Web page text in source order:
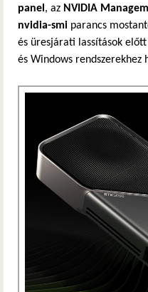
panel , az NVIDIA
nvidia-smi parancs
és üresjárati lassítások
és Windows rendszerekhez